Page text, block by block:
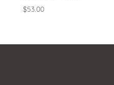
$53.00